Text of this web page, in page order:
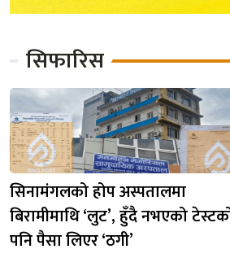
सिफारिस
सिनामंगलको होप अस्पतालमा
बिरामीमाथि ‘लुट’, हुँदै नभएको
पनि पैसा लिएर ‘ठगी’